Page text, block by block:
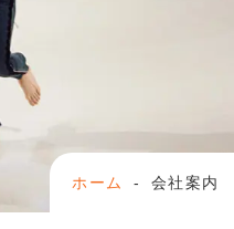
ホーム 会社案内